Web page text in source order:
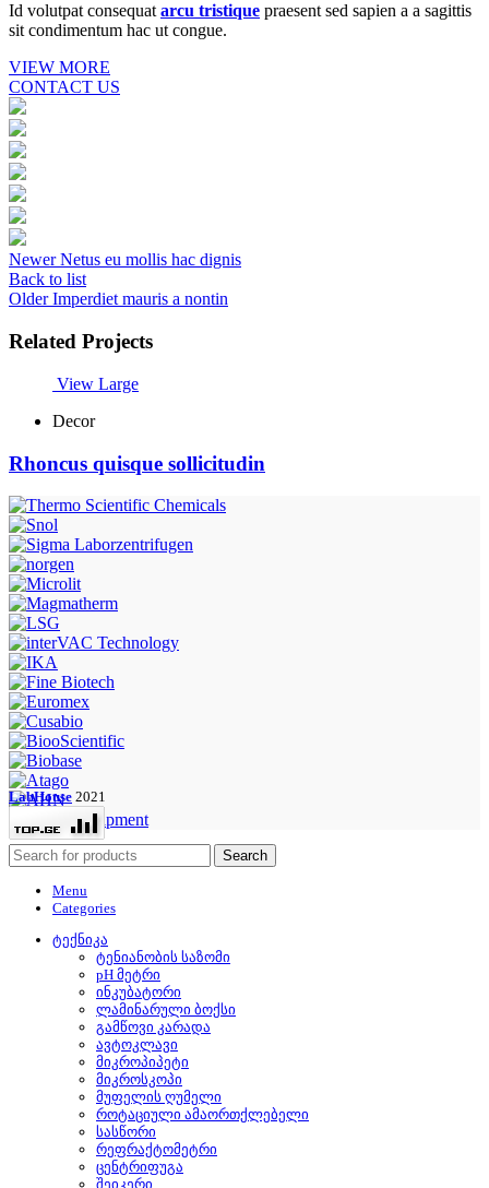
Id volutpat consequatarcu tristique praesent sed sapien a a sagittis
sit condimentum hac ut congue.
VIEW MORE
CONTACT US
Newer Netus eu mollis hac dignis
Back to list
Older Imperdiet mauris a nontin
Related Projects
View Large
Decor
Rhoncus quisque sollicitudin
LabHouse 2021
Search
Menu
Categories
ტექნიკა
ტენიანობის საზომი
pH მეტრი
ინკუბატორი
ლამინარული ბოქსი
გამწოვი კარადა
ავტოკლავი
მიკროპიპეტი
მიკროსკოპი
მუფელის ღუმელი
როტაციული ამაორთქლებელი
სასწორი
რეფრაქტომეტრი
ცენტრიფუგა
შეიკერი